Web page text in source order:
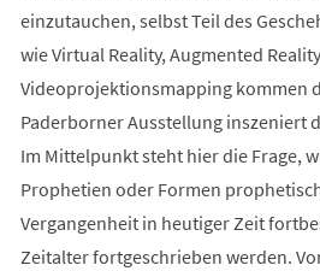
einzutauchen, selbst Teil des
wie Virtual Reality, Augmented
Videoprojektionsmapping kommen
Paderborner Ausstellung inszeniert
Im Mittelpunkt steht hier die Frage,
Prophetien oder Formen
Vergangenheit in heutiger Zeit
Zeitalter fortgeschrieben werden.